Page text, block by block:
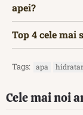
apei?
Top 4 cele mai
Tags: apa
Cele mai noi